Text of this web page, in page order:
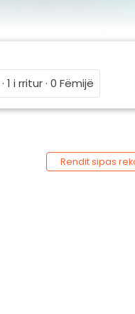
1 i rritur · 0 Fëmijë